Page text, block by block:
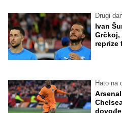
Drugi
Ivan
Grčkoj,
reprize
Hato na